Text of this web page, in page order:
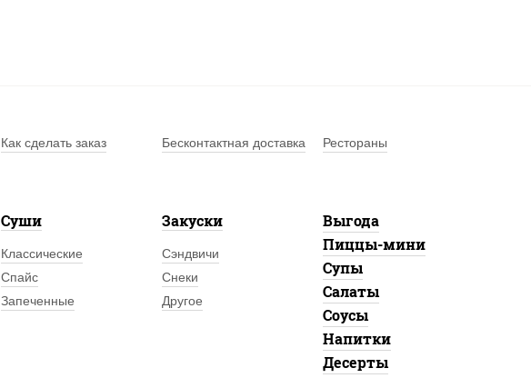
Как сделать заказ Бесконтактная доставка
Рестораны
Суши
Классические
Спайс
Запеченные
Закуски
Сэндвичи
Снеки
Другое
Выгода
Пиццы-мини
Супы
Салаты
Соусы
Напитки
Десерты